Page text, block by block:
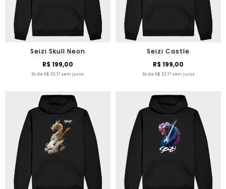
Seizi Skull Neon
R$ 199,00
6x de R$ 33,17 sem juros
Seizi Castle
R$ 199,00
6x de R$ 33,17 sem juros